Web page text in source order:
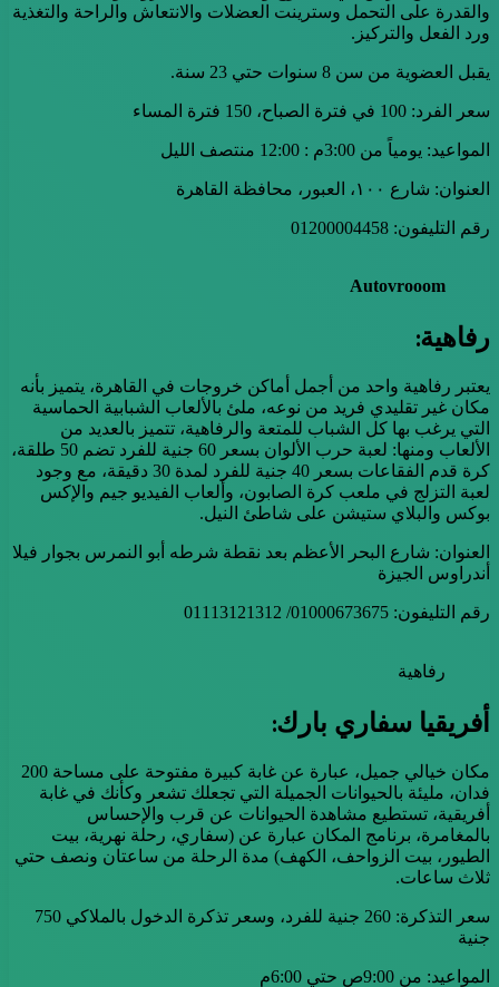
والقدرة على التحمل وسترينت العضلات والانتعاش والراحة والتغذية
ورد الفعل والتركيز.
يقبل العضوية من سن 8 سنوات حتي 23 سنة.
سعر الفرد: 100 في فترة الصباح، 150 فترة المساء
المواعيد: يومياً من 3:00م : 12:00 منتصف الليل
العنوان: شارع ١٠٠، العبور، محافظة القاهرة
رقم التليفون: 01200004458
Autovrooom
رفاهية:
يعتبر رفاهية واحد من أجمل أماكن خروجات في القاهرة، يتميز بأنه
مكان غير تقليدي فريد من نوعه، ملئ بالألعاب الشبابية الحماسية
التي يرغب بها كل الشباب للمتعة والرفاهية، تتميز بالعديد من
الألعاب ومنها: لعبة حرب الألوان بسعر 60 جنية للفرد تضم 50 طلقة،
كرة قدم الفقاعات بسعر 40 جنية للفرد لمدة 30 دقيقة، مع وجود
لعبة التزلج في ملعب كرة الصابون، وألعاب الفيديو جيم والإكس
بوكس والبلاي ستيشن على شاطئ النيل.
العنوان: شارع البحر الأعظم بعد نقطة شرطه أبو النمرس بجوار فيلا
أندراوس الجيزة
رقم التليفون: 01000673675/ 01113121312
رفاهية
أفريقيا سفاري بارك:
مكان خيالي جميل، عبارة عن غابة كبيرة مفتوحة على مساحة 200
فدان، مليئة بالحيوانات الجميلة التي تجعلك تشعر وكأنك في غابة
أفريقية، تستطيع مشاهدة الحيوانات عن قرب والإحساس
بالمغامرة، برنامج المكان عبارة عن (سفاري، رحلة نهرية، بيت
الطيور، بيت الزواحف، الكهف) مدة الرحلة من ساعتان ونصف حتي
ثلاث ساعات.
سعر التذكرة: 260 جنية للفرد، وسعر تذكرة الدخول بالملاكي 750
جنية
المواعيد: من 9:00ص حتي 6:00م